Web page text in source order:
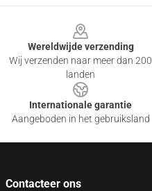
Wereldwijde verzending
Wij verzenden naar meer dan 200
landen
Internationale garantie
Aangeboden in het gebruiksland
Contacteer ons